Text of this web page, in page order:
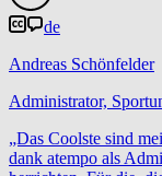
de
Andreas Schönfelder
Administrator,
„Das Coolste sind
dank atempo als